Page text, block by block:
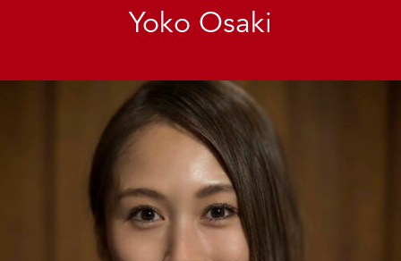
THEATERPÄDAGOGIK ÖFFNEN
BESUCH ÖFFNEN
Yoko Osaki